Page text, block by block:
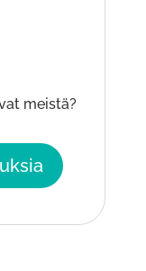
meistä?